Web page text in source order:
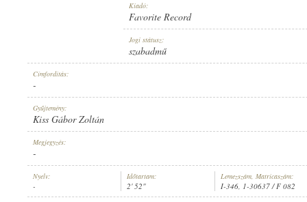
LEMEZSZÁM:
Kiadó:
Favorite Record
Jogi státusz:
szabadmű
Címfordítás:
-
Gyűjtemény:
Kiss Gábor Zoltán
Megjegyzés:
-
Nyelv:
-
Időtartam:
2' 52"
Lemezszám, Matricaszám:
I-346, 1-30637 / F 082